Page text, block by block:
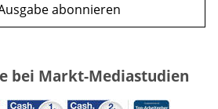
abonnieren
bei Markt-Mediastudien